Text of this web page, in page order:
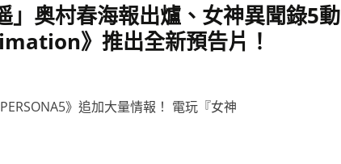
」奥村春海報出爐、女神異聞錄5動
》推出全新預告片！
》追加大量情報！ 電玩『女神